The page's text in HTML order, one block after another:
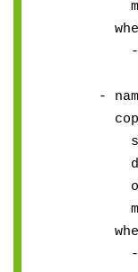
-
- name:
src: ./
dest: /
-